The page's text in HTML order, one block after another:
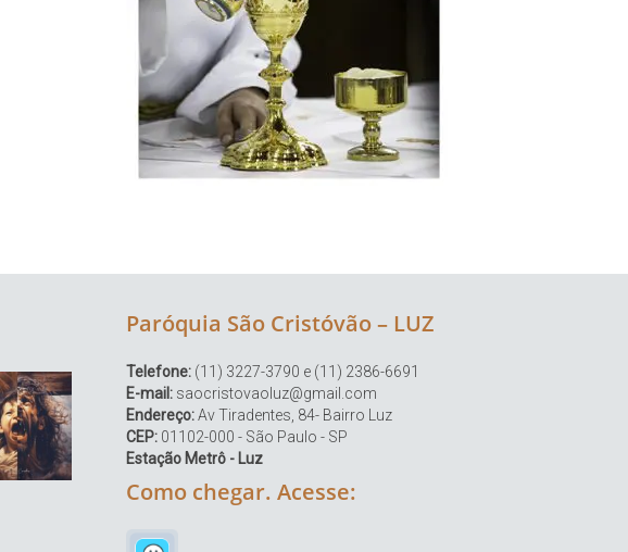
Paróquia São Cristóvão – LUZ
Telefone: (11) 3227-3790 e (11) 2386-6691
E-mail: saocristovaoluz@gmail.com
Endereço:Av Tiradentes, 84- Bairro Luz
CEP: 01102-000 - São Paulo - SP
Estação Metrô - Luz
Como chegar. Acesse: